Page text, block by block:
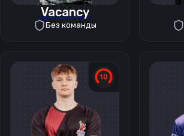
Vacancy
Без команды